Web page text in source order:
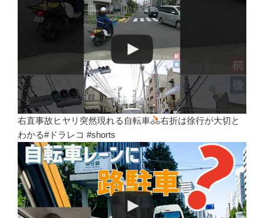
右直事故ヒヤリ突然現れる自転車
右折は徐行が大切と
わかる#ドラレコ #shorts